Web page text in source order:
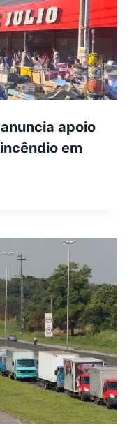
apoio
em